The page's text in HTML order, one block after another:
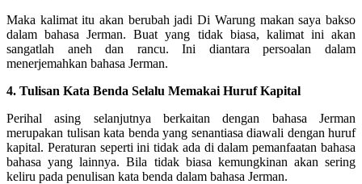
Maka kalimat itu akan berubah jadi Di Warung makan saya bakso
dalam bahasa Jerman. Buat yang tidak biasa, kalimat ini akan
sangatlah aneh dan rancu. Ini diantara persoalan dalam
menerjemahkan bahasa Jerman.
4. Tulisan Kata Benda Selalu Memakai Huruf Kapital
Perihal asing selanjutnya berkaitan dengan bahasa Jerman
merupakan tulisan kata benda yang senantiasa diawali dengan huruf
kapital. Peraturan seperti ini tidak ada di dalam pemanfaatan bahasa
bahasa yang lainnya. Bila tidak biasa kemungkinan akan sering
keliru pada penulisan kata benda dalam bahasa Jerman.